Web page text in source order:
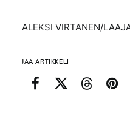
ALEKSI VIRTANEN/
JAA ARTIKKELI